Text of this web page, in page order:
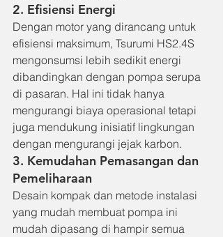
2. Efisiensi Energi
Dengan motor yang dirancang untuk
efisiensi maksimum, Tsurumi HS2.4S
mengonsumsi lebih sedikit energi
dibandingkan dengan pompa serupa
di pasaran. Hal ini tidak hanya
mengurangi biaya operasional tetapi
juga mendukung inisiatif lingkungan
dengan mengurangi jejak karbon.
3. Kemudahan Pemasangan dan
Pemeliharaan
Desain kompak dan metode instalasi
yang mudah membuat pompa ini
mudah dipasang di hampir semua